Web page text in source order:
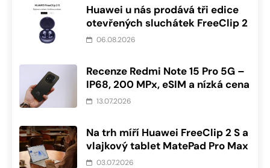
Huawei u nás prodává tři edice
otevřených sluchátek FreeClip 2
06.08.2026
Recenze Redmi Note 15 Pro 5G –
IP68, 200 MPx, eSIM a nízká cena
13.07.2026
Na trh míří Huawei FreeClip 2 S a
vlajkový tablet MatePad Pro Max
03.07.2026